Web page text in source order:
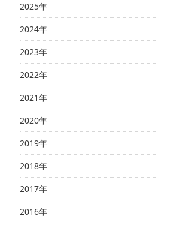
2025年
2024年
2023年
2022年
2021年
2020年
2019年
2018年
2017年
2016年